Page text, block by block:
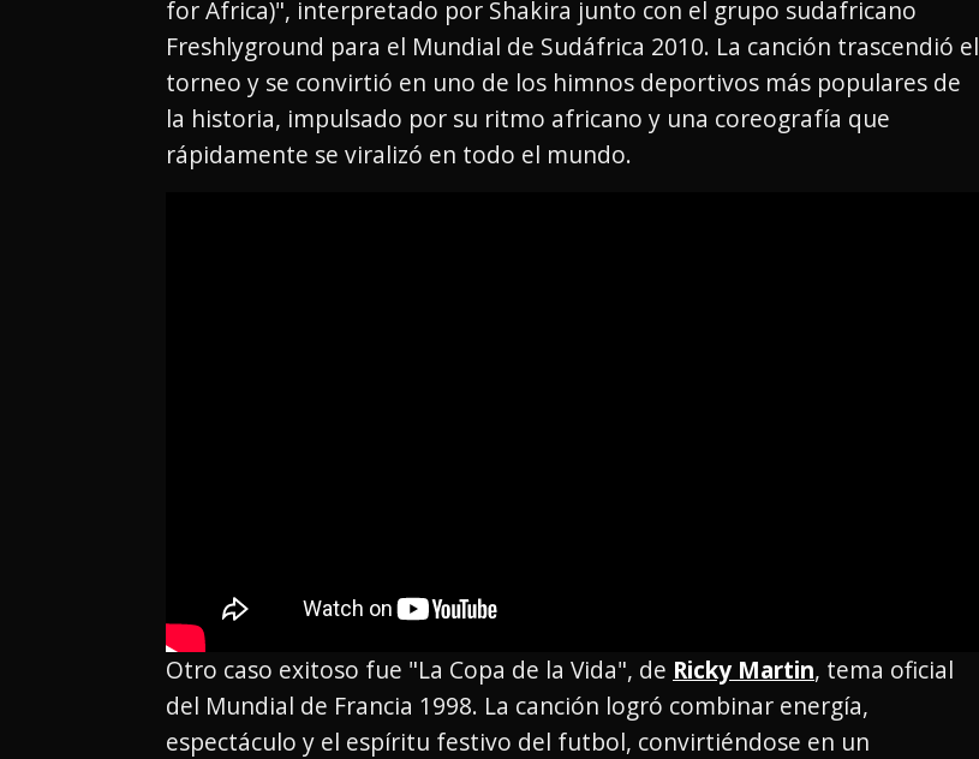
for Africa)", interpretado por Shakira junto con el grupo sudafricano
Freshlyground para el Mundial de Sudáfrica 2010. La canción trascendió el
torneo y se convirtió en uno de los himnos deportivos más populares de
la historia, impulsado por su ritmo africano y una coreografía que
rápidamente se viralizó en todo el mundo.
Otro caso exitoso fue "La Copa de la Vida", de Ricky Martin, tema oficial
del Mundial de Francia 1998. La canción logró combinar energía,
espectáculo y el espíritu festivo del futbol, convirtiéndose en un